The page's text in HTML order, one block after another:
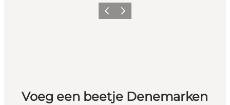
Vorige Volgende
Voeg een beetje Denemarken